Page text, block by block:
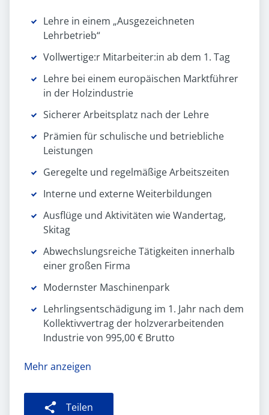
Lehre in einem „Ausgezeichneten
Lehrbetrieb“
Vollwertige:r Mitarbeiter:in ab dem 1. Tag
Lehre bei einem europäischen Marktführer
in der Holzindustrie
Sicherer Arbeitsplatz nach der Lehre
Prämien für schulische und betriebliche
Leistungen
Geregelte und regelmäßige Arbeitszeiten
Interne und externe Weiterbildungen
Ausflüge und Aktivitäten wie Wandertag,
Skitag
Abwechslungsreiche Tätigkeiten innerhalb
einer großen Firma
Modernster Maschinenpark
Lehrlingsentschädigung im 1. Jahr nach dem
Kollektivvertrag der holzverarbeitenden
Industrie von 995,00 € Brutto
Mehr anzeigen
Teilen